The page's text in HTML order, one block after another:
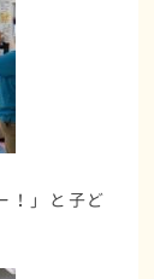
！」と子ど